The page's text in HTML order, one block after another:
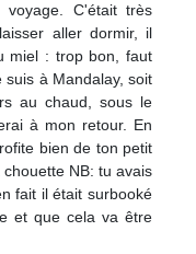
voyage. C'était très
aller dormir, il
miel : trop bon, faut
à Mandalay, soit
au chaud, sous le
à mon retour. En
bien de ton petit
NB: tu avais
fait il était surbooké
et que cela va être